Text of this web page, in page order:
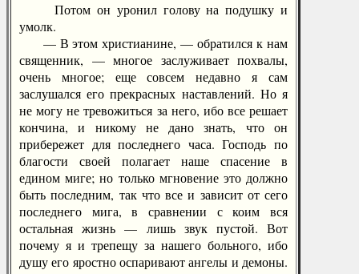
Потом он уронил голову на подушку и
умолк.
— В этом христианине, — обратился к нам
священник, — многое заслуживает похвалы,
очень многое; еще совсем недавно я сам
заслушался его прекрасных наставлений. Но я
не могу не тревожиться за него, ибо все решает
кончина, и никому не дано знать, что он
прибережет для последнего часа. Господь по
благости своей полагает наше спасение в
едином миге; но только мгновение это должно
быть последним, так что все и зависит от сего
последнего мига, в сравнении с коим вся
остальная жизнь — лишь звук пустой. Вот
почему я и трепещу за нашего больного, ибо
душу его яростно оспаривают ангелы и демоны.